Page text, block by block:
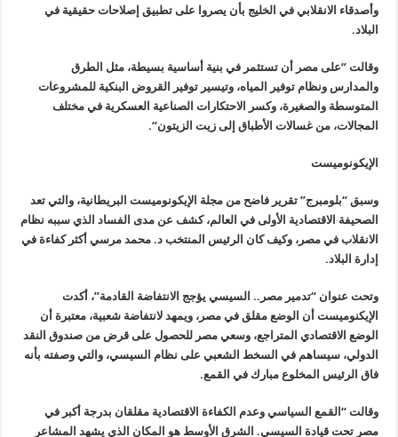
وأصدقاء الانقلابي في الخليج بأن يصروا على تطبيق إصلاحات حقيقية في
البلاد.
وقالت “على مصر أن تستثمر في بنية أساسية بسيطة، مثل الطرق
والمدارس ونظام توفير المياه، وتيسير توفير القروض البنكية للمشروعات
المتوسطة والصغيرة، وكسر الاحتكارات الصناعية العسكرية في مختلف
المجالات، من غسالات الأطباق إلى زيت الزيتون“.
الإيكونوميست
وسبق “بلومبرج” تقرير فاضح من مجلة الإيكونوميست البريطانية، والتي تعد
الصحيفة الاقتصادية الأولى في العالم، كشف عن مدى الفساد الذي سببه نظام
الانقلاب في مصر، وكيف كان الرئيس المنتخب د. محمد مرسي أكثر كفاءة في
إدارة البلاد.
وتحت عنوان “تدمير مصر.. السيسي يؤجج الانتفاضة القادمة”، أكدت
الإيكنوميست أن الوضع مقلق في مصر، ويمهد لانتفاضة شعبية، معتبرة أن
الوضع الاقتصادي المتراجع، وسعي مصر للحصول على قرض من صندوق النقد
الدولي، سيساهم في السخط الشعبي على نظام السيسي، والتي وصفته بأنه
فاق الرئيس المخلوع مبارك في القمع.
وقالت “القمع السياسي وعدم الكفاءة الاقتصادية مقلقان بدرجة أكبر في
مصر تحت قيادة السيسي. الشرق الأوسط هو المكان الذي يشهد المشاعر